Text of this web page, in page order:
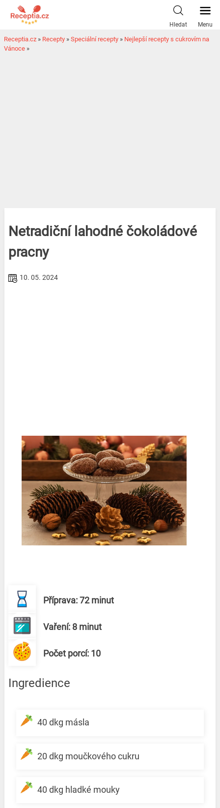
Hledat Menu
Receptia.cz » Recepty » Speciální recepty » Nejlepší recepty s cukrovím na
Vánoce »
Netradiční lahodné čokoládové
pracny
10. 05. 2024
Příprava: 72 minut
Vaření: 8 minut
Počet porcí: 10
Ingredience
40 dkg másla
20 dkg moučkového cukru
40 dkg hladké mouky